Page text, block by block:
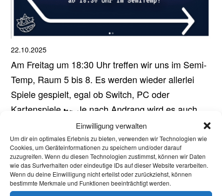
Einwilligung verwalten
Um dir ein optimales Erlebnis zu bieten, verwenden wir Technologien wie
Cookies, um Geräteinformationen zu speichern und/oder darauf
zuzugreifen. Wenn du diesen Technologien zustimmst, können wir Daten
wie das Surfverhalten oder eindeutige IDs auf dieser Website verarbeiten.
Wenn du deine Einwilligung nicht erteilst oder zurückziehst, können
bestimmte Merkmale und Funktionen beeinträchtigt werden.
22.10.2025
Am Freitag um 18:30 Uhr treffen wir uns im Semi-
Temp, Raum 5 bis 8. Es werden wieder allerlei
Spiele gespielt, egal ob Switch, PC oder
Kartenspiele 🏎️ Je nach Andrang wird es auch
ein Smash und/oder Mario Kart Turnier geben, die
Anmeldung erfolgt über Discord am...
Aktuelles
Welcome Week und darüber hinaus: Onboarding
neuer internationaler Studierender